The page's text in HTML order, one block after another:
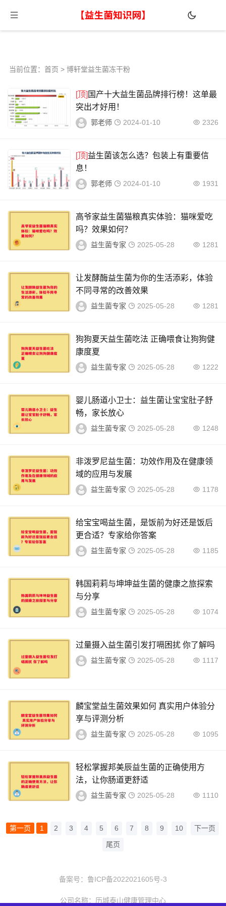
当前位置： 首页 > 博轩堂益生菌冻干粉
[顶] 国产十大益生菌品牌排行榜！这单最
突出才好用！
郭老师 2024-01-10 2326
[顶]益生菌该怎么选？包装上有重要信
息！
郭老师 2024-01-10 1931
高爷家益生菌猫粮真实体验：猫咪爱吃
吗？效果如何？
益生菌专家 2025-05-28 1281
让发酵酶益生菌为你的生活添彩，体验
不同寻常的改善效果
益生菌专家 2025-05-28 1281
狗狗夏天益生菌吃法 正确喂食让狗狗健
康度夏
益生菌专家 2025-05-28 1222
婴儿肠道小卫士：益生菌让宝宝肚子舒
畅，家长放心
益生菌专家 2025-05-28 1248
非泼罗尼益生菌：功效作用及在健康领
域的应用与发展
益生菌专家 2025-05-28 1178
给宝宝喝益生菌，是饭前为好还是饭后
更合适？专家给你答案
益生菌专家 2025-05-28 1185
韩国莉莉与坤坤益生菌的健康之旅探索
与分享
益生菌专家 2025-05-28 1074
过量摄入益生菌引发打嗝困扰 你了解吗
益生菌专家 2025-05-28 1117
麟宝堂益生菌效果如何 真实用户体验分
享与评测分析
益生菌专家 2025-05-28 1095
轻松掌握邦美辰益生菌的正确使用方
法，让你肠道更舒适
益生菌专家 2025-05-28 1110
第一页 1 2 3 4 5 6 7 8 9 10
下一页
尾页
备案号： 鲁ICP备2022021605号-3
公司名称：历城泰山健康管理中心